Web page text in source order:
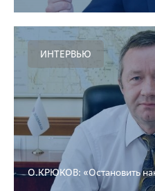
ИНТЕРВЬЮ
О.КРЮКОВ: «Остановить